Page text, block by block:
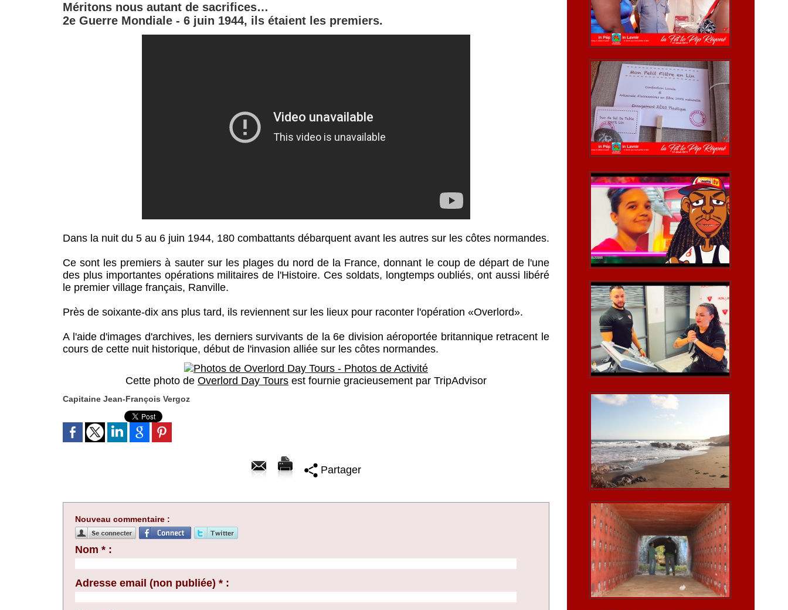
Méritons nous autant de sacrifices…
2e Guerre Mondiale - 6 juin 1944, ils étaient les premiers.
Dans la nuit du 5 au 6 juin 1944, 180 combattants débarquent avant les autres sur les côtes normandes.
Ce sont les premiers à sauter sur les plages du nord de la France, donnant le coup de départ de l'une
des plus importantes opérations militaires de l'Histoire. Ces soldats, longtemps oubliés, ont aussi libéré
le premier village français, Ranville.
Près de soixante-dix ans plus tard, ils reviennent sur les lieux pour raconter l'opération «Overlord».
A l'aide d'images d'archives, les derniers survivants de la 6e division aéroportée britannique retracent le
cours de cette nuit historique, début de l'invasion alliée sur les côtes normandes.
Cette photo de Overlord Day Tours est fournie gracieusement par TripAdvisor
Capitaine Jean-François Vergoz
Partager
Nouveau commentaire :
Nom * :
Adresse email (non publiée) * :